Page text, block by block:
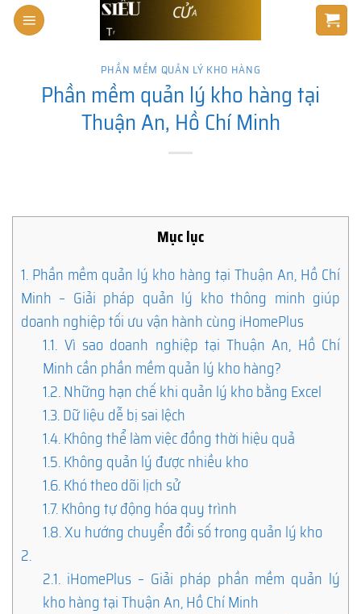
Skip
PHẦN MỀM QUẢN LÝ KHO HÀNG
Phần mềm quản lý kho hàng tại
Thuận An, Hồ Chí Minh
Mục lục
1. Phần mềm quản lý kho hàng tại Thuận An, Hồ Chí
Minh – Giải pháp quản lý kho thông minh giúp
doanh nghiệp tối ưu vận hành cùng iHomePlus
1.1. Vì sao doanh nghiệp tại Thuận An, Hồ Chí
Minh cần phần mềm quản lý kho hàng?
1.2.Những hạn chế khi quản lý kho bằng Excel
1.3.Dữ liệu dễ bị sai lệch
1.4.Không thể làm việc đồng thời hiệu quả
1.5.Không quản lý được nhiều kho
1.6.Khó theo dõi lịch sử
1.7.Không tự động hóa quy trình
1.8.Xu hướng chuyển đổi số trong quản lý kho
2.
2.1. iHomePlus – Giải pháp phần mềm quản lý
kho hàng tại Thuận An, Hồ Chí Minh